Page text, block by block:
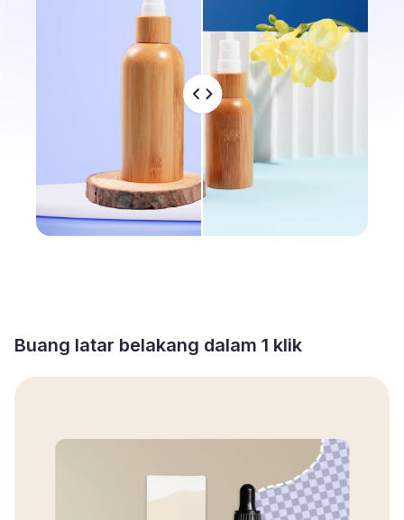
Buang latar belakang dalam 1 klik